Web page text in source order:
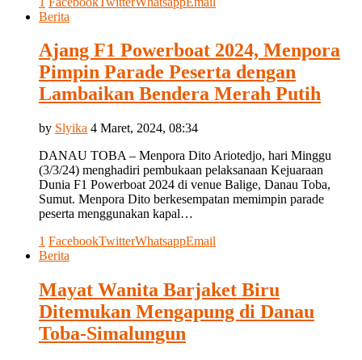
Berita
Ajang F1 Powerboat 2024, Menpora
Pimpin Parade Peserta dengan
Lambaikan Bendera Merah Putih
by Slyika 4 Maret, 2024, 08:34
DANAU TOBA – Menpora Dito Ariotedjo, hari Minggu
(3/3/24) menghadiri pembukaan pelaksanaan Kejuaraan
Dunia F1 Powerboat 2024 di venue Balige, Danau Toba,
Sumut. Menpora Dito berkesempatan memimpin parade
peserta menggunakan kapal…
1 FacebookTwitterWhatsappEmail
Berita
Mayat Wanita Barjaket Biru
Ditemukan Mengapung di Danau
Toba-Simalungun